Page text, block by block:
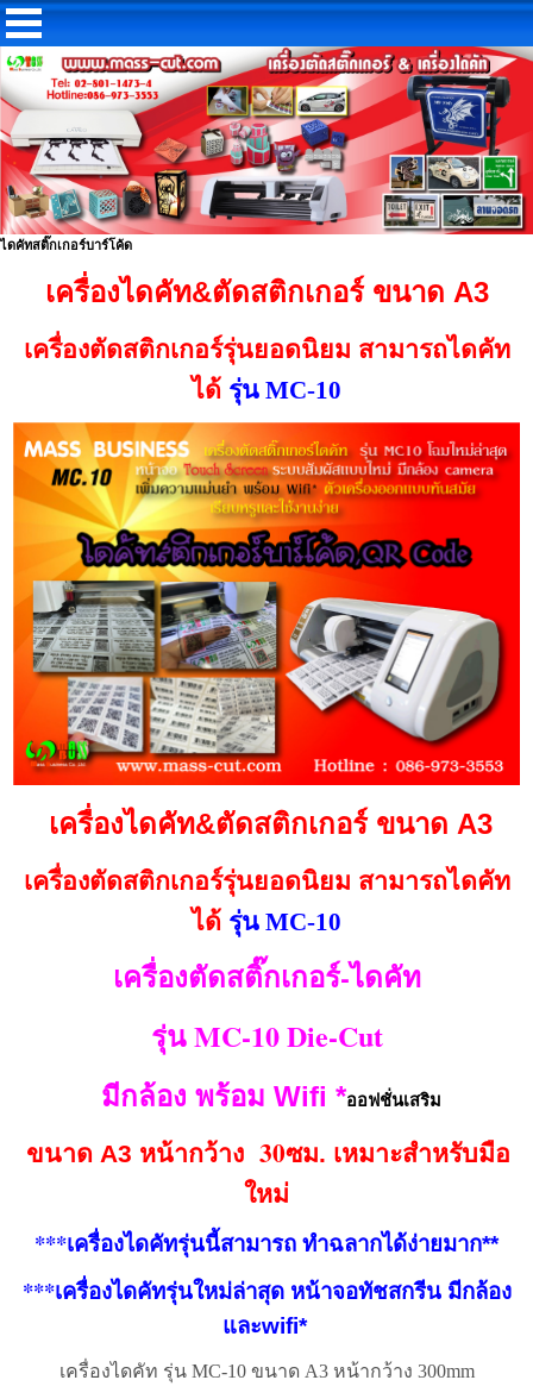
ไดคัทสติ๊กเกอร์บาร์โค้ด
เครื่องไดคัท&ตัดสติกเกอร์ ขนาด A3
เครื่องตัดสติกเกอร์รุ่นยอดนิยม สามารถไดคัท
ได้ รุ่น MC-10
เครื่องไดคัท&ตัดสติกเกอร์ ขนาด A3
เครื่องตัดสติกเกอร์รุ่นยอดนิยม สามารถไดคัท
ได้ รุ่น MC-10
เครื่องตัดสติ๊กเกอร์-ไดคัท
รุ่น MC-10 Die-Cut
มีกล้อง พร้อม Wifi *ออฟชั่นเสริม
ขนาด A3 หน้ากว้าง 30ซม. เหมาะสำหรับมือ
ใหม่
***เครื่องไดคัทรุ่นนี้สามารถ ทำฉลากได้ง่ายมาก**
***เครื่องไดคัทรุ่นใหม่ล่าสุด หน้าจอทัชสกรีน มีกล้อง
และwifi*
เครื่องไดคัท รุ่น MC-10 ขนาด A3 หน้ากว้าง 300mm